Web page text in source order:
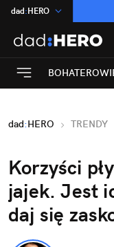
dad:HERO
:Temat
INN:Poland
ASZ:dziennik
Rozrywka
dad:HERO TRENDY
Korzyści
jajek. Jest
daj się